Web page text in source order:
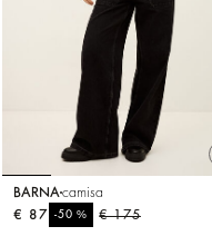
BARNA camisa
€ 175
-50%
€ 87